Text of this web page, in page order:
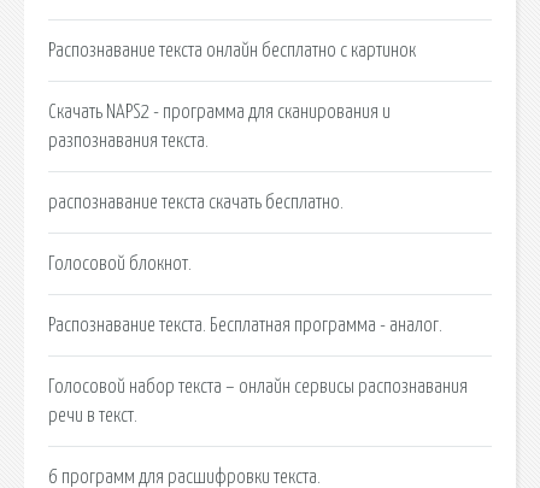
Распознавание текста онлайн бесплатно с картинок
Скачать NAPS2 - программа для сканирования и
разпознавания текста.
распознавание текста скачать бесплатно.
Голосовой блокнот.
Распознавание текста. Бесплатная программа - аналог.
Голосовой набор текста – онлайн сервисы распознавания
речи в текст.
6 программ для расшифровки текста.